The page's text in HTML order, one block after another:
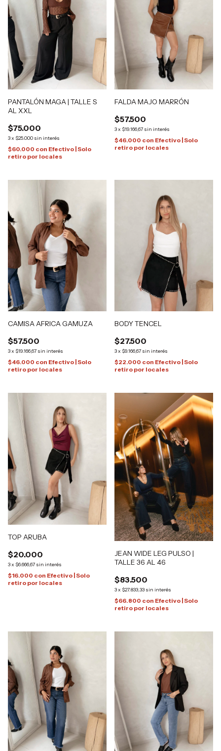
PANTALÓN MAGA | TALLE S
AL XXL
$75.000
3x $25.000 sin interés
$60.000 con Efectivo | Solo
retiro por locales
FALDA MAJO MARRÓN
$57.500
3x $19.166,67 sin interés
$46.000 con Efectivo | Solo
retiro por locales
CAMISA AFRICA GAMUZA
$57.500
3x $19.166,67 sin interés
$46.000 con Efectivo | Solo
retiro por locales
BODY TENCEL
$27.500
3x $9.166,67 sin interés
$22.000 con Efectivo | Solo
retiro por locales
TOP ARUBA
$20.000
3x $6.666,67 sin interés
$16.000 con Efectivo | Solo
retiro por locales
JEAN WIDE LEG PULSO |
TALLE 36 AL 46
$83.500
3x $27.833,33 sin interés
$66.800 con Efectivo | Solo
retiro por locales